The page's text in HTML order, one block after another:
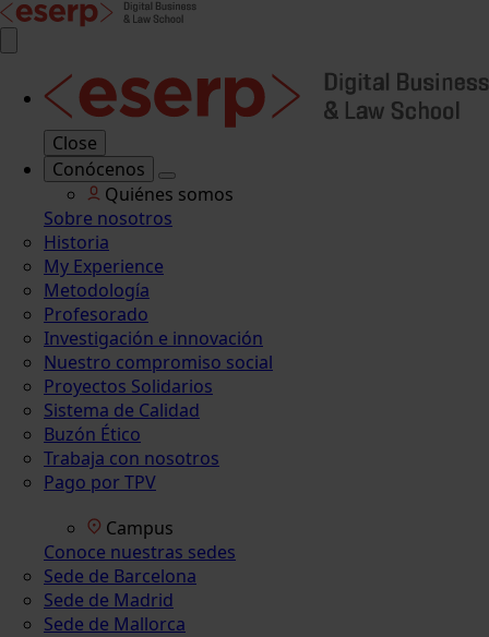
Close
Conócenos
Quiénes somos
Sobre nosotros
Historia
My Experience
Metodología
Profesorado
Investigación e innovación
Nuestro compromiso social
Proyectos Solidarios
Sistema de Calidad
Buzón Ético
Trabaja con nosotros
Pago por TPV
Campus
Conoce nuestras sedes
Sede de Barcelona
Sede de Madrid
Sede de Mallorca